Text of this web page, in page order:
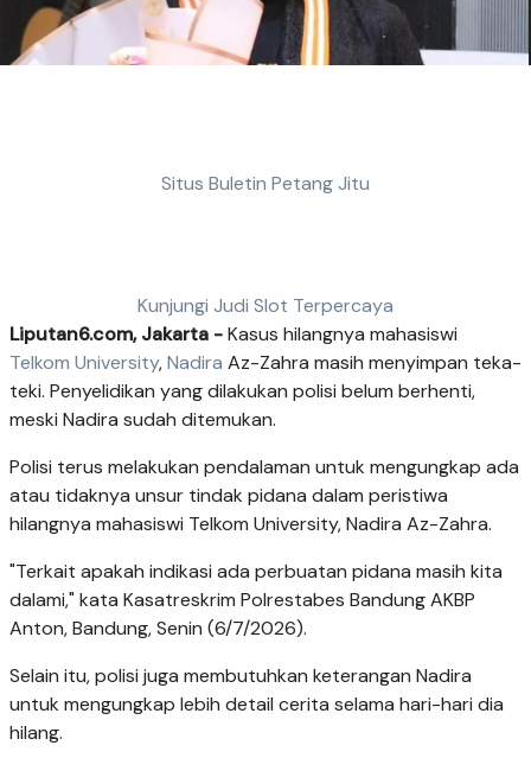
Situs Buletin Petang Jitu
Kunjungi Judi Slot Terpercaya
Liputan6.com, Jakarta -Kasus hilangnya mahasiswi
Telkom University,Nadira Az-Zahra masih menyimpan teka-
teki. Penyelidikan yang dilakukan polisi belum berhenti,
meski Nadira sudah ditemukan.
Polisi terus melakukan pendalaman untuk mengungkap ada
atau tidaknya unsur tindak pidana dalam peristiwa
hilangnya mahasiswi Telkom University, Nadira Az-Zahra.
"Terkait apakah indikasi ada perbuatan pidana masih kita
dalami," kata Kasatreskrim Polrestabes Bandung AKBP
Anton, Bandung, Senin (6/7/2026).
Selain itu, polisi juga membutuhkan keterangan Nadira
untuk mengungkap lebih detail cerita selama hari-hari dia
hilang.